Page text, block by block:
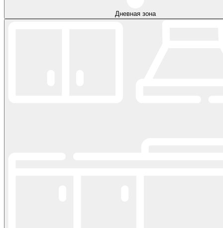
Дневная зона